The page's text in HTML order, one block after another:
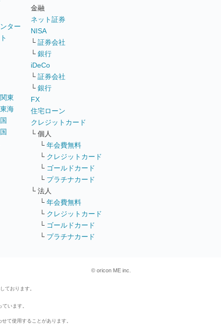
ター
関東
東海
金融
ネット証券
NISA
└ 証券会社
└ 銀行
iDeCo
└ 証券会社
└ 銀行
FX
住宅ローン
クレジットカード
└ 個人
└ 年会費無料
└ クレジットカード
└ ゴールドカード
└ プラチナカード
└ 法人
└ 年会費無料
└ クレジットカード
└ ゴールドカード
└ プラチナカード
© oricon ME inc.
ております。
います。
て使用することがあります。